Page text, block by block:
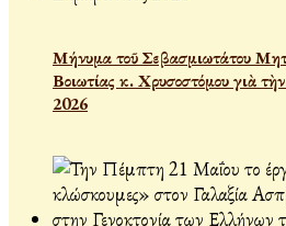
Μήνυμα τοῦ Σεβασμιωτάτου
Βοιωτίας κ. Χρυσοστόμου γιὰ
2026